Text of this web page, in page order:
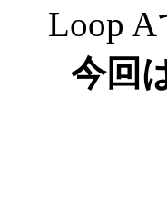
Loop
今回